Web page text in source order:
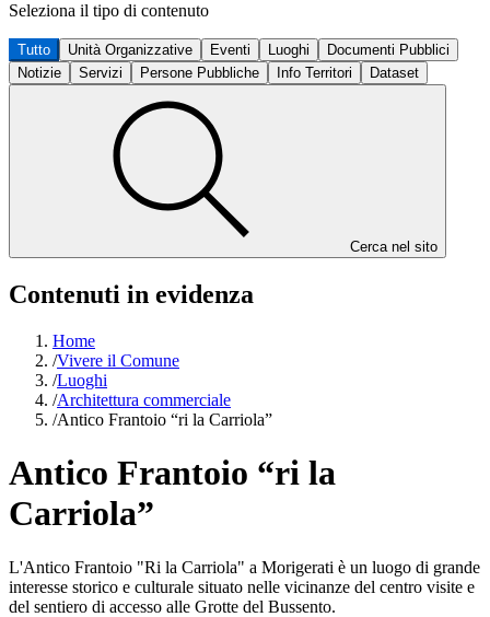
Seleziona il tipo di contenuto
Tutto Unità Organizzative Eventi Luoghi
Documenti Pubblici
Notizie
Servizi Persone Pubbliche Info Territori Dataset
Cerca nel sito
Contenuti in evidenza
Home
/Vivere il Comune
/Luoghi
/Architettura commerciale
/Antico Frantoio “ri la Carriola”
Antico Frantoio “ri la
Carriola”
L'Antico Frantoio "Ri la Carriola" a Morigerati è un luogo di grande
interesse storico e culturale situato nelle vicinanze del centro visite e
del sentiero di accesso alle Grotte del Bussento.